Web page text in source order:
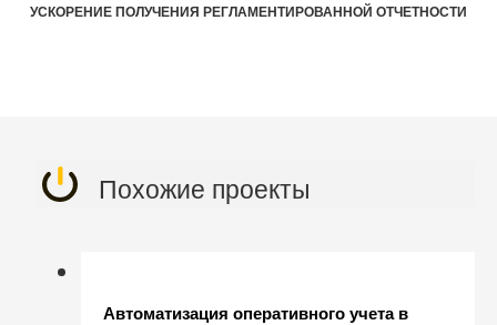
УСКОРЕНИЕ ПОЛУЧЕНИЯ РЕГЛАМЕНТИРОВАННОЙ ОТЧЕТНОСТИ
Похожие проекты
Автоматизация оперативного учета в